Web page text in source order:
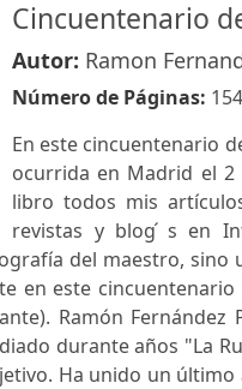
Cincuentenario
Autor: Ramon
Número de Páginas: 154
En este cincuentenario
ocurrida en Madrid el 2
libro todos mis
revistas y blog ́s en
del maestro, sino
en este
Ramón
durante años "La
Ha unido un